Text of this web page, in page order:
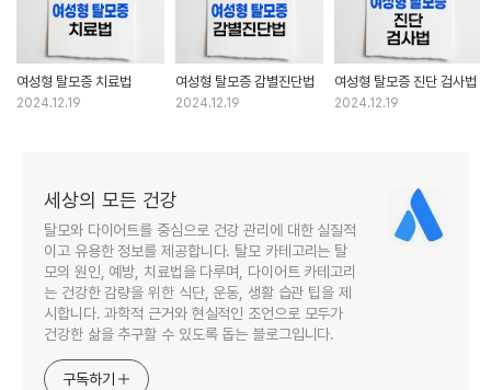
여성형 탈모증 치료법
2024.12.19
여성형 탈모증 감별진단법
2024.12.19
여성형 탈모증 진단 검사법
2024.12.19
세상의 모든 건강
탈모와 다이어트를 중심으로 건강 관리에 대한 실질적
이고 유용한 정보를 제공합니다. 탈모 카테고리는 탈
모의 원인, 예방, 치료법을 다루며, 다이어트 카테고리
는 건강한 감량을 위한 식단, 운동, 생활 습관 팁을 제
시합니다. 과학적 근거와 현실적인 조언으로 모두가
건강한 삶을 추구할 수 있도록 돕는 블로그입니다.
구독하기